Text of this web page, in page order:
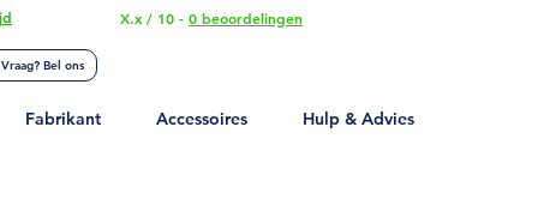
X.x / 10 - 0 beoordelingen
Vraag? Bel ons
Fabrikant Accessoires Hulp & Advies